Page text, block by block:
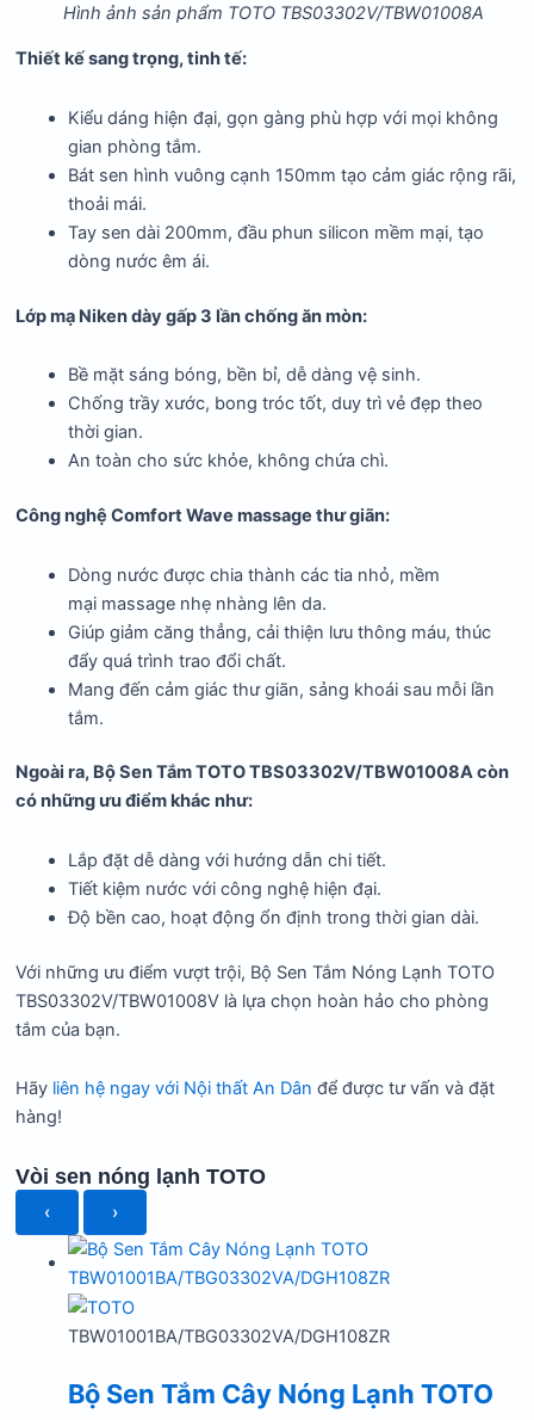
Hình ảnh sản phẩm TOTO TBS03302V/TBW01008A
Thiết kế sang trọng, tinh tế:
Kiểu dáng hiện đại, gọn gàng phù hợp với mọi không
gian phòng tắm.
Bát sen hình vuông cạnh 150mm tạo cảm giác rộng rãi,
thoải mái.
Tay sen dài 200mm, đầu phun silicon mềm mại, tạo
dòng nước êm ái.
Lớp mạ Niken dày gấp 3 lần chống ăn mòn:
Bề mặt sáng bóng, bền bỉ, dễ dàng vệ sinh.
Chống trầy xước, bong tróc tốt, duy trì vẻ đẹp theo
thời gian.
An toàn cho sức khỏe, không chứa chì.
Công nghệ Comfort Wave massage thư giãn:
Dòng nước được chia thành các tia nhỏ, mềm
mại massage nhẹ nhàng lên da.
Giúp giảm căng thẳng, cải thiện lưu thông máu, thúc
đẩy quá trình trao đổi chất.
Mang đến cảm giác thư giãn, sảng khoái sau mỗi lần
tắm.
Ngoài ra, Bộ Sen Tắm TOTO TBS03302V/TBW01008A còn
có những ưu điểm khác như:
Lắp đặt dễ dàng với hướng dẫn chi tiết.
Tiết kiệm nước với công nghệ hiện đại.
Độ bền cao, hoạt động ổn định trong thời gian dài.
Với những ưu điểm vượt trội, Bộ Sen Tắm Nóng Lạnh TOTO
TBS03302V/TBW01008V là lựa chọn hoàn hảo cho phòng
tắm của bạn.
Hãy liên hệ ngay với Nội thất An Dân để được tư vấn và đặt
hàng!
Vòi sen nóng lạnh TOTO
‹ ›
TBW01001BA/TBG03302VA/DGH108ZR
Bộ Sen Tắm Cây Nóng Lạnh TOTO